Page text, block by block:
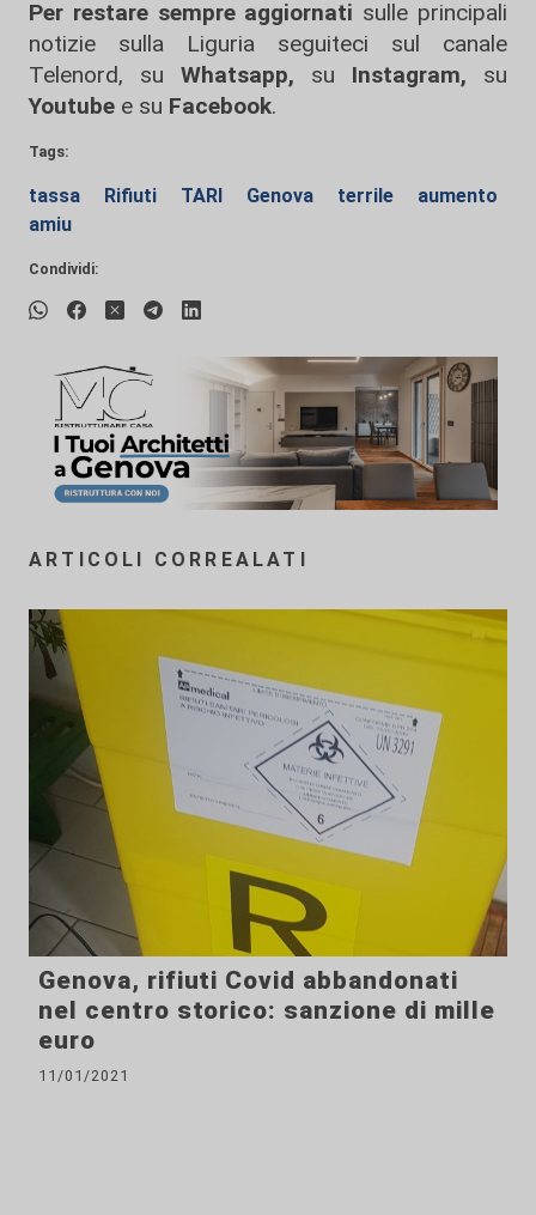
Per restare sempre aggiornati sulle principali
notizie sulla Liguria seguiteci sul canale
Telenord, su
Whatsapp, su Instagram, su
Youtube e su Facebook.
Tags:
tassa Rifiuti TARI Genova terrile
aumento
amiu
Condividi:
ARTICOLI CORREALATI
Genova, rifiuti Covid abbandonati
nel centro storico: sanzione di mille
euro
11/01/2021